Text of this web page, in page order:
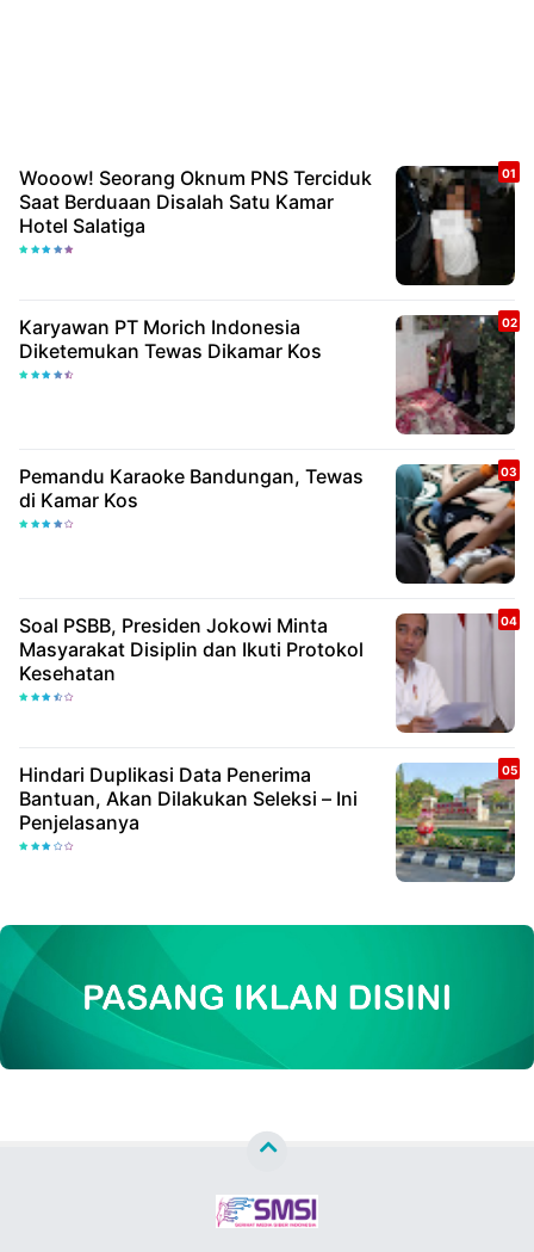
Wooow! Seorang Oknum PNS Terciduk
Saat Berduaan Disalah Satu Kamar
Hotel Salatiga
Karyawan PT Morich Indonesia
Diketemukan Tewas Dikamar Kos
Pemandu Karaoke Bandungan, Tewas
di Kamar Kos
Soal PSBB, Presiden Jokowi Minta
Masyarakat Disiplin dan Ikuti Protokol
Kesehatan
Hindari Duplikasi Data Penerima
Bantuan, Akan Dilakukan Seleksi – Ini
Penjelasanya